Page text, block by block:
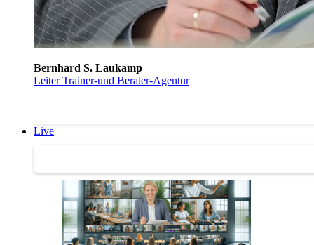
Bernhard S. Laukamp
Leiter Trainer-und Berater-Agentur
Live